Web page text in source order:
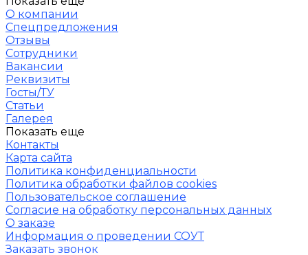
О компании
Спецпредложения
Отзывы
Сотрудники
Вакансии
Реквизиты
Госты/ТУ
Статьи
Галерея
Показать еще
Контакты
Карта сайта
Политика конфиденциальности
Политика обработки файлов cookies
Пользовательское соглашение
Согласие на обработку персональных данных
О заказе
Информация о проведении СОУТ
Заказать звонок